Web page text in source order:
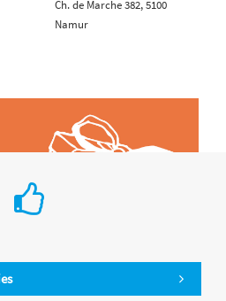
Ch. de Marche 382, 5100
Namur